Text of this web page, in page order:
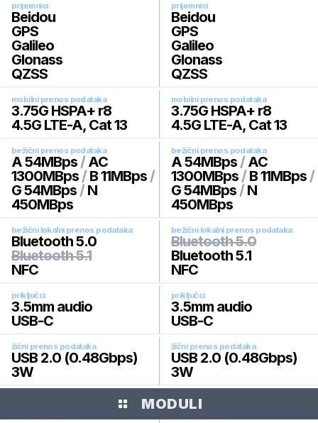
prijemnici
Beidou
GPS
Galileo
Glonass
QZSS
prijemnici
Beidou
GPS
Galileo
Glonass
QZSS
mobilni prenos podataka
3.75G HSPA+ r8
4.5G LTE-A, Cat 13
mobilni prenos podataka
3.75G HSPA+ r8
4.5G LTE-A, Cat 13
bežični prenos podataka
A 54MBps / AC
1300MBps / B 11MBps /
G 54MBps / N
450MBps
bežični prenos podataka
A 54MBps / AC
1300MBps / B 11MBps /
G 54MBps / N
450MBps
bežični lokalni prenos podataka
Bluetooth 5.0
Bluetooth 5.1
NFC
bežični lokalni prenos podataka
Bluetooth 5.0
Bluetooth 5.1
NFC
priključci
3.5mm audio
USB-C
priključci
3.5mm audio
USB-C
žični prenos podataka
USB 2.0 (0.48Gbps)
3W
žični prenos podataka
USB 2.0 (0.48Gbps)
3W
MODULI